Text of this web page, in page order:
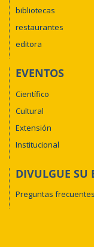
bibliotecas
restaurantes
editora
EVENTOS
Científico
Cultural
Extensión
Institucional
DIVULGUE SU
Preguntas frecuentes